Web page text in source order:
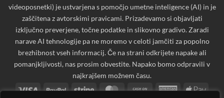
videoposnetki) je ustvarjena s pomočjo umetne inteligence (AI) in je
zaščitena z avtorskimi pravicami. Prizadevamo si objavljati
izključno preverjene, točne podatke in slikovno gradivo. Zaradi
narave AI tehnologije pa ne moremo v celoti jamčiti za popolno
brezhibnost vseh informacij. Če na strani odkrijete napake ali
pomanjkljivosti, nas prosim obvestite. Napako bomo odpravili v
najkrajšem možnem času.
Visa
PayPal Stripe MasterCard
Cash
AmericanApple